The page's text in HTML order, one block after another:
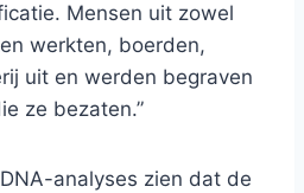
Mensen uit zowel
werkten, boerden,
uit en werden begraven
ze bezaten.”
analyses zien dat de